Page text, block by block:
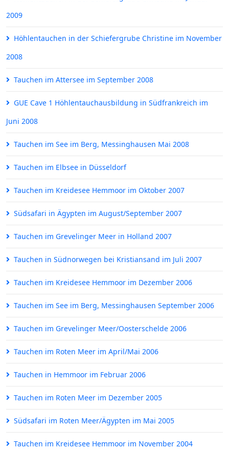
2009
Höhlentauchen in der Schiefergrube Christine im November
2008
Tauchen im Attersee im September 2008
GUE Cave 1 Höhlentauchausbildung in Südfrankreich im
Juni 2008
Tauchen im See im Berg, Messinghausen Mai 2008
Tauchen im Elbsee in Düsseldorf
Tauchen im Kreidesee Hemmoor im Oktober 2007
Südsafari in Ägypten im August/September 2007
Tauchen im Grevelinger Meer in Holland 2007
Tauchen in Südnorwegen bei Kristiansand im Juli 2007
Tauchen im Kreidesee Hemmoor im Dezember 2006
Tauchen im See im Berg, Messinghausen September 2006
Tauchen im Grevelinger Meer/Oosterschelde 2006
Tauchen im Roten Meer im April/Mai 2006
Tauchen in Hemmoor im Februar 2006
Tauchen im Roten Meer im Dezember 2005
Südsafari im Roten Meer/Ägypten im Mai 2005
Tauchen im Kreidesee Hemmoor im November 2004